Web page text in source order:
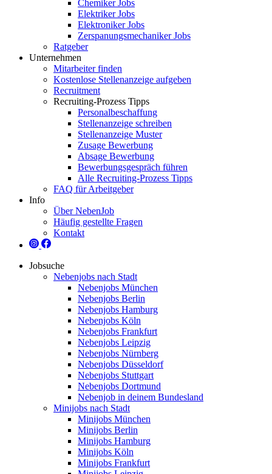
Chemiker Jobs
Elektriker Jobs
Elektroniker Jobs
Zerspanungsmechaniker Jobs
Ratgeber
Unternehmen
Mitarbeiter finden
Kostenlose Stellenanzeige aufgeben
Recruitment
Recruiting-Prozess Tipps
Personalbeschaffung
Stellenanzeige schreiben
Stellenanzeige Muster
Zusage Bewerbung
Absage Bewerbung
Bewerbungsgespräch führen
Alle Recruiting-Prozess Tipps
FAQ für Arbeitgeber
Info
Über NebenJob
Häufig gestellte Fragen
Kontakt
Jobsuche
Nebenjobs nach Stadt
Nebenjobs München
Nebenjobs Berlin
Nebenjobs Hamburg
Nebenjobs Köln
Nebenjobs Frankfurt
Nebenjobs Leipzig
Nebenjobs Nürnberg
Nebenjobs Düsseldorf
Nebenjobs Stuttgart
Nebenjobs Dortmund
Nebenjob in deinem Bundesland
Minijobs nach Stadt
Minijobs München
Minijobs Berlin
Minijobs Hamburg
Minijobs Köln
Minijobs Frankfurt